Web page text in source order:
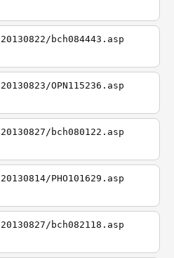
bch084443.asp
OPN115236.asp
bch080122.asp
PHO101629.asp
bch082118.asp